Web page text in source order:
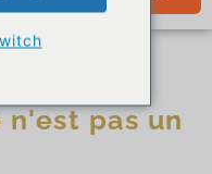
:
pas un